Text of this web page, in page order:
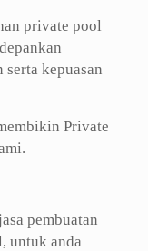
private pool
kepuasan
Private
pembuatan
untuk anda